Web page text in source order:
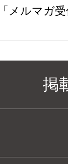
メルマガ
掲